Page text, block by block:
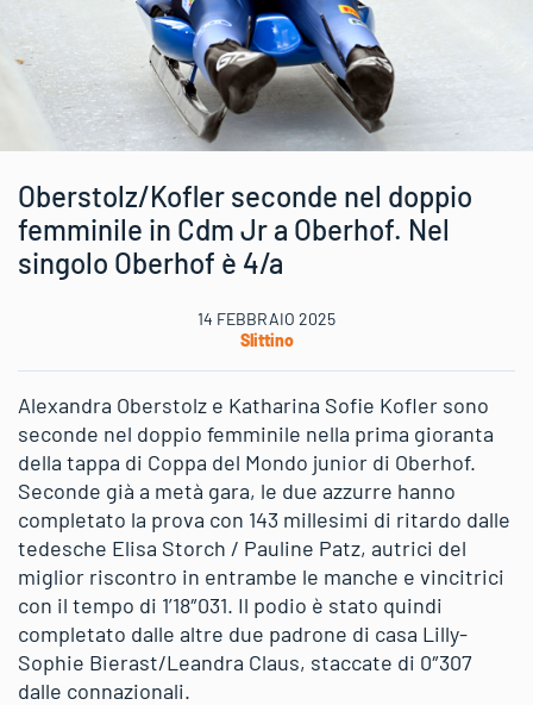
Oberstolz/Kofler seconde nel doppio
femminile in Cdm Jr a Oberhof. Nel
singolo Oberhof è 4/a
14 FEBBRAIO 2025
Slittino
Alexandra Oberstolz e Katharina Sofie Kofler sono
seconde nel doppio femminile nella prima gioranta
della tappa di Coppa del Mondo junior di Oberhof.
Seconde già a metà gara, le due azzurre hanno
completato la prova con 143 millesimi di ritardo dalle
tedesche Elisa Storch / Pauline Patz, autrici del
miglior riscontro in entrambe le manche e vincitrici
con il tempo di 1’18″031. Il podio è stato quindi
completato dalle altre due padrone di casa Lilly-
Sophie Bierast/Leandra Claus, staccate di 0″307
dalle connazionali.